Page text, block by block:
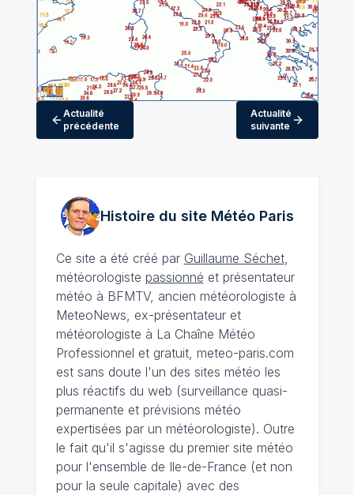
Actualité
précédente
Actualité
suivante
Histoire du site MétéoParis
Ce site a été créé par Guillaume Séchet,
météorologiste passionné et présentateur
météo à BFMTV, ancien météorologiste à
MeteoNews, ex-présentateur et
météorologiste à La Chaîne Météo
Professionnel et gratuit, meteo-paris.com
est sans doute l'un des sites météo les
plus réactifs du web (surveillance quasi-
permanente et prévisions météo
expertisées par un météorologiste). Outre
le fait qu'il s'agisse du premier site météo
pour l'ensemble de Ile-de-France (et non
pour la seule capitale) avec des